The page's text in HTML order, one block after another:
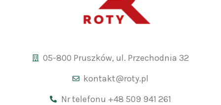
05-800 Pruszków, ul. Przechodnia 32
kontakt@roty.pl
Nr telefonu +48 509 941 261